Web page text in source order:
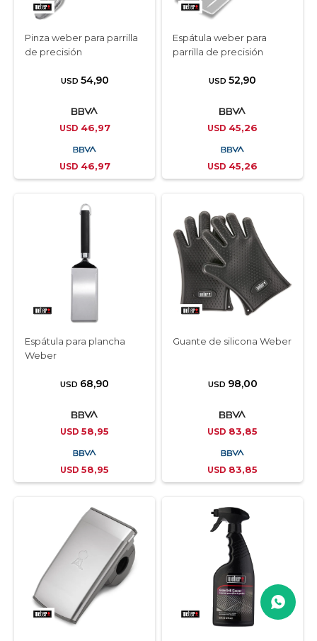
Pinza weber para parrilla
de precisión
USD 54,90
USD 46,97
USD 46,97
Espátula weber para
parrilla de precisión
USD 52,90
USD 45,26
USD 45,26
Espátula para plancha
Weber
USD 68,90
USD 58,95
USD 58,95
Guante de silicona Weber
USD 98,00
USD 83,85
USD 83,85